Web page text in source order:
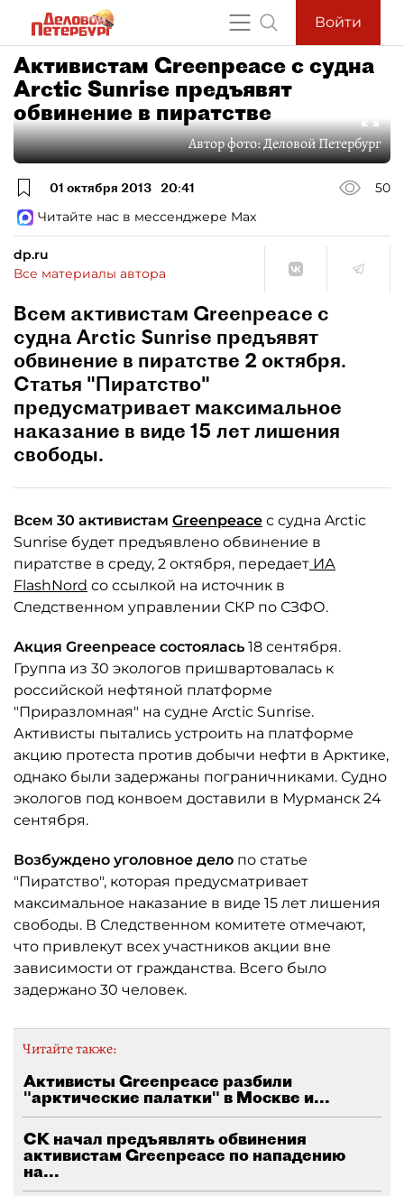
Войти
Активистам Greenpeace с судна
Arctic Sunrise предъявят
обвинение в пиратстве
Автор фото:Деловой Петербург
01 октября 2013 20:41
50
Читайте нас в мессенджере Max
dp.ru
Все материалы автора
Всем активистам Greenpeace с
судна Arctic Sunrise предъявят
обвинение в пиратстве 2 октября.
Статья "Пиратство"
предусматривает максимальное
наказание в виде 15 лет лишения
свободы.
Всем 30 активистам Greenpeace с судна Arctic
Sunrise будет предъявлено обвинение в
пиратстве в среду, 2 октября, передает ИА
FlashNord со ссылкой на источник в
Следственном управлении СКР по СЗФО.
Акция Greenpeace состоялась 18 сентября.
Группа из 30 экологов пришвартовалась к
российской нефтяной платформе
"Приразломная" на судне Arctic Sunrise.
Активисты пытались устроить на платформе
акцию протеста против добычи нефти в Арктике,
однако были задержаны пограничниками. Судно
экологов под конвоем доставили в Мурманск 24
сентября.
Возбуждено уголовное дело по статье
"Пиратство", которая предусматривает
максимальное наказание в виде 15 лет лишения
свободы. В Следственном комитете отмечают,
что привлекут всех участников акции вне
зависимости от гражданства. Всего было
задержано 30 человек.
Читайте также:
Активисты Greenpeace разбили
"арктические палатки" в Москве и...
СК начал предъявлять обвинения
активистам Greenpeace по нападению
на...